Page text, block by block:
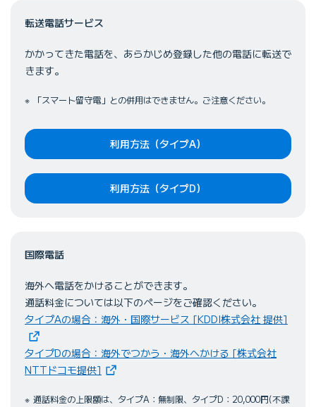
転送電話サービス
かかってきた電話を、あらかじめ登録した他の電話に転送で
きます。
「スマート留守電」との併用はできません。ご注意ください。
利用方法（タイプA）
利用方法（タイプD）
国際電話
海外へ電話をかけることができます。
通話料金については以下のページをご確認ください。
タイプAの場合：海外・国際サービス [KDDI株式会社 提供]
タイプDの場合：海外でつかう・海外へかける [株式会社
NTTドコモ提供] （新しいタブで開きます）
通話料金の上限額は、タイプA：無制限、タイプD：20,000円(不課